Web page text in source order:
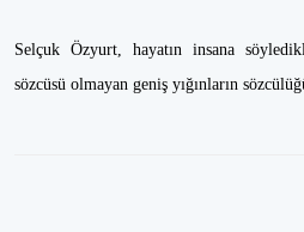
Selçuk Özyurt, hayatın insana
sözcüsü olmayan geniş yığınların